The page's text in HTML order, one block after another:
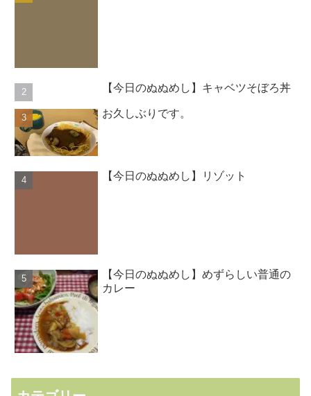
【今日のぬぬめし】キャベツそぼろ丼
お久しぶりです。
【今日のぬぬめし】リゾット
【今日のぬぬめし】めずらしい普通の
カレー